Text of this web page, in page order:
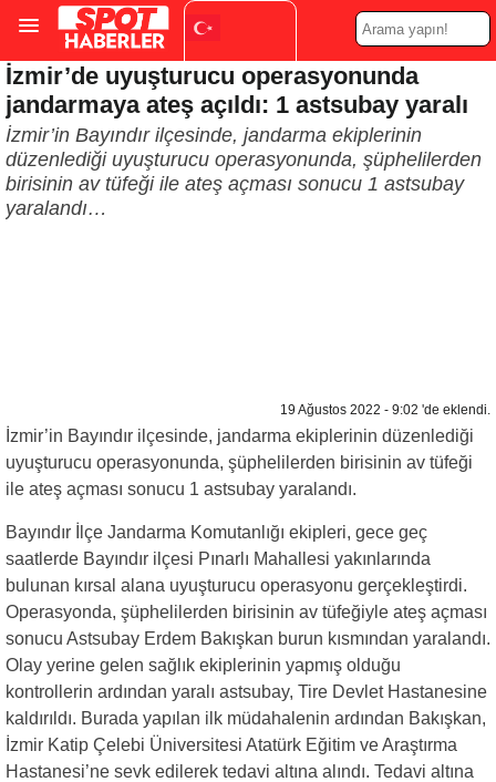
Turkish ▼
İzmir’de uyuşturucu operasyonunda
jandarmaya ateş açıldı: 1 astsubay yaralı
İzmir’in Bayındır ilçesinde, jandarma ekiplerinin
düzenlediği uyuşturucu operasyonunda, şüphelilerden
birisinin av tüfeği ile ateş açması sonucu 1 astsubay
yaralandı…
19 Ağustos 2022 - 9:02 'de eklendi.
İzmir’in Bayındır ilçesinde, jandarma ekiplerinin düzenlediği
uyuşturucu operasyonunda, şüphelilerden birisinin av tüfeği
ile ateş açması sonucu 1 astsubay yaralandı.
Bayındır İlçe Jandarma Komutanlığı ekipleri, gece geç
saatlerde Bayındır ilçesi Pınarlı Mahallesi yakınlarında
bulunan kırsal alana uyuşturucu operasyonu gerçekleştirdi.
Operasyonda, şüphelilerden birisinin av tüfeğiyle ateş açması
sonucu Astsubay Erdem Bakışkan burun kısmından yaralandı.
Olay yerine gelen sağlık ekiplerinin yapmış olduğu
kontrollerin ardından yaralı astsubay, Tire Devlet Hastanesine
kaldırıldı. Burada yapılan ilk müdahalenin ardından Bakışkan,
İzmir Katip Çelebi Üniversitesi Atatürk Eğitim ve Araştırma
Hastanesi’ne sevk edilerek tedavi altına alındı. Tedavi altına